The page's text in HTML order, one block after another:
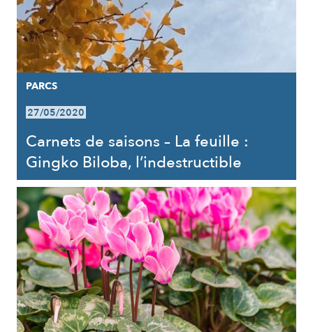
PARCS
27/05/2020
Carnets de saisons – La feuille :
Gingko Biloba, l’indestructible